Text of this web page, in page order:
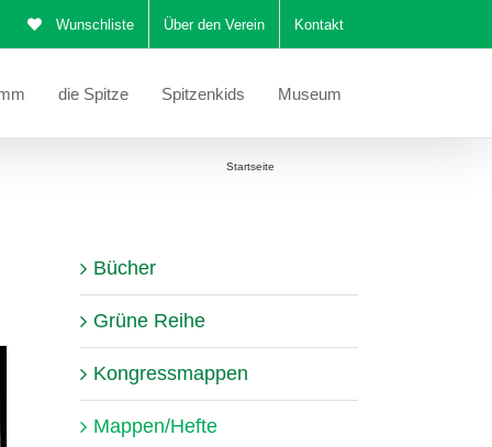
Wunschliste Über den Verein Kontakt
die Spitze Spitzenkids Museum
Startseite
Bücher
Grüne Reihe
Kongressmappen
Mappen/Hefte